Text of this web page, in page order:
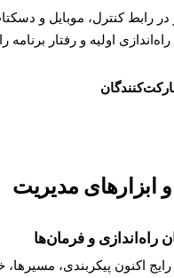
رابط کنترل، موبایل و
اولیه و رفتار برنامه
ابزارهای مدیریت
راه‌اندازی و فرمان‌ها
رایج اکنون پیکربندی،